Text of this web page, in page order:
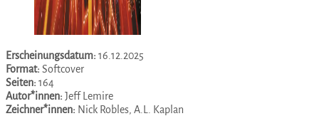
Erscheinungsdatum: 16.12.2025
Format: Softcover
Seiten: 164
Autor*innen: Jeff Lemire
Zeichner*innen: Nick Robles, A.L. Kaplan